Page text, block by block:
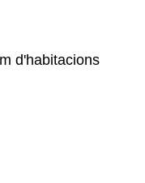
d'habitacions